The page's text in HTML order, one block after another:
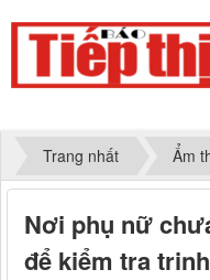
Trang nhất Ẩm
Nơi phụ nữ
để kiểm tra